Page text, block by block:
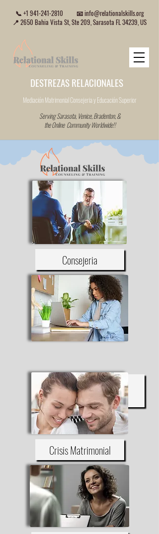
DESTREZAS RELACIONALES
📞 +1 941-241-2810 📧info@relationalskills.org
📍 2650 Bahia Vista St, Ste 209, Sarasota FL 34239, US
Serving Sarasota, Venice, Bradenton, &
the Online Community Worldwide!!
Mediación Matrimonial Consejeriay Educación Superior
Consejeria
Educación Superior
Crisis Matrimonial